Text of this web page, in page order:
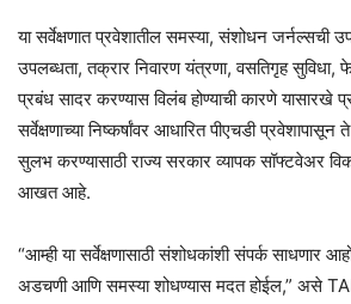
या सर्वेक्षणात प्रवेशातील समस्या, संशोधन जर्नल्सची
उपलब्धता, तक्रार निवारण यंत्रणा, वसतिगृह
प्रबंध सादर करण्यास विलंब होण्याची कारणे यासारखे
सर्वेक्षणाच्या निष्कर्षांवर आधारित पीएचडी प्रवेशापासून
सुलभ करण्यासाठी राज्य सरकार व्यापक सॉफ्टवेअर
आखत आहे.
“आम्ही या सर्वेक्षणासाठी संशोधकांशी संपर्क साधणार
अडचणी आणि समस्या शोधण्यास मदत होईल,” असे